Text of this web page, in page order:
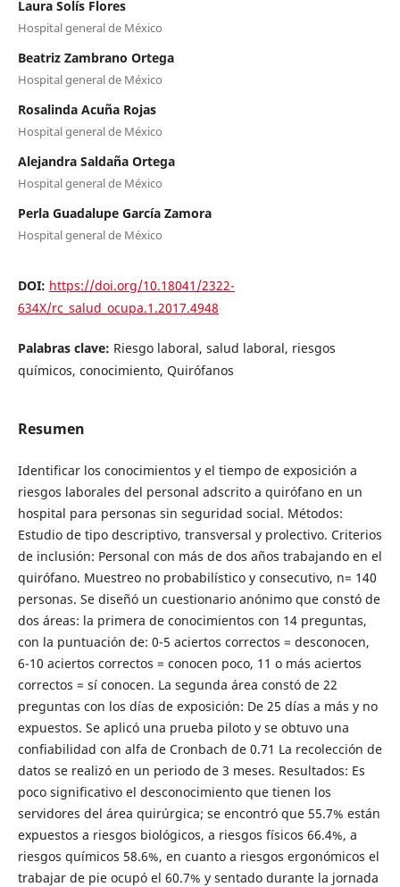
Laura Solís Flores
Hospital general de México
Beatriz Zambrano Ortega
Hospital general de México
Rosalinda Acuña Rojas
Hospital general de México
Alejandra Saldaña Ortega
Hospital general de México
Perla Guadalupe García Zamora
Hospital general de México
DOI: https://doi.org/10.18041/2322-
634X/rc_salud_ocupa.1.2017.4948
Palabras clave: Riesgo laboral, salud laboral, riesgos
químicos, conocimiento, Quirófanos
Resumen
Identificar los conocimientos y el tiempo de exposición a
riesgos laborales del personal adscrito a quirófano en un
hospital para personas sin seguridad social. Métodos:
Estudio de tipo descriptivo, transversal y prolectivo. Criterios
de inclusión: Personal con más de dos años trabajando en el
quirófano. Muestreo no probabilístico y consecutivo, n= 140
personas. Se diseñó un cuestionario anónimo que constó de
dos áreas: la primera de conocimientos con 14 preguntas,
con la puntuación de: 0-5 aciertos correctos = desconocen,
6-10 aciertos correctos = conocen poco, 11 o más aciertos
correctos = sí conocen. La segunda área constó de 22
preguntas con los días de exposición: De 25 días a más y no
expuestos. Se aplicó una prueba piloto y se obtuvo una
confiabilidad con alfa de Cronbach de 0.71 La recolección de
datos se realizó en un periodo de 3 meses. Resultados: Es
poco significativo el desconocimiento que tienen los
servidores del área quirúrgica; se encontró que 55.7% están
expuestos a riesgos biológicos, a riesgos físicos 66.4%, a
riesgos químicos 58.6%, en cuanto a riesgos ergonómicos el
trabajar de pie ocupó el 60.7% y sentado durante la jornada